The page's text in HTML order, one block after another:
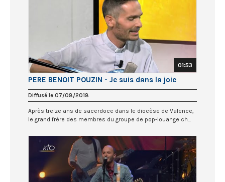
01:53
PERE BENOIT POUZIN - Je suis dans la joie
Diffusé le 07/08/2018
Après treize ans de sacerdoce dans le diocèse de Valence,
le grand frère des membres du groupe de pop-louange ch...